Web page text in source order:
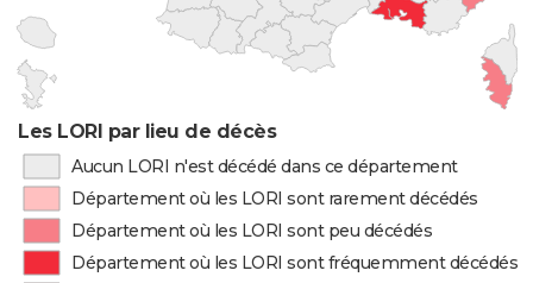
Les LORI par lieu de décès
Aucun LORI n'est décédé dans ce département
Département où les LORI sont rarement décédés
Département où les LORI sont peu décédés
Département où les LORI sont fréquemment décédés